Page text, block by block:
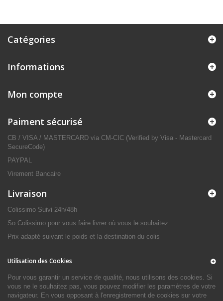
Catégories
Informations
Mon compte
Paiment sécurisé
CB / VISA / MASTERCARD via CM-CIC (Verified by Visa - Mastercard
SecureCode)
PAYPAL
Virement Bancaire
Livraison
Colissimo Suivi 24h/48h
So Colissimo pour vous faire livrer où vous le souhaitez
Prix adapté suivant le poids et la destination du colis
Utilisation des Cookies
Pour vous garantir un service de qualité, nous utilisons des cookies. Si
vous ne le souhaitez pas, vous pouvez modifier les paramètres de votre
navigateur. En vous opposant à l'enregistrement de cookies sur votre